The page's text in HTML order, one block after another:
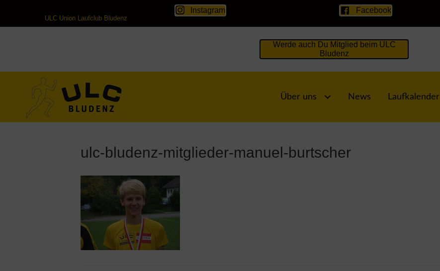
ULC Union Laufclub Bludenz
Instagram Facebook
Werde auch Du Mitglied beim ULC
Bludenz
Über uns News Laufkalender
ulc-bludenz-mitglieder-manuel-burtscher